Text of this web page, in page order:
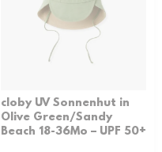
cloby UV Sonnenhut in
Olive Green/Sandy
Beach 18-36Mo – UPF 50+